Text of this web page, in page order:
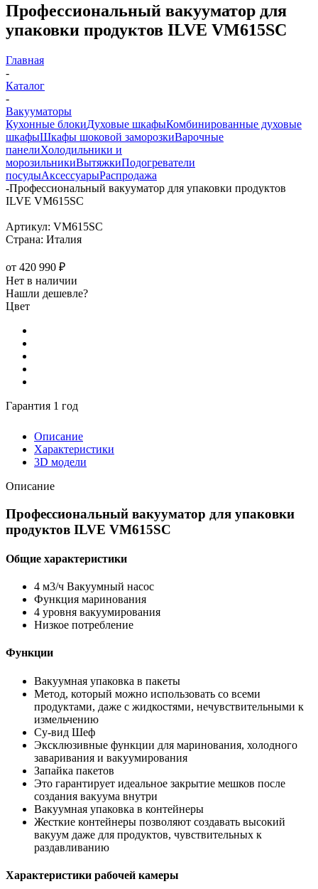
Профессиональный вакууматор для
упаковки продуктов ILVE VM615SC
Главная
-
Каталог
-
Вакууматоры
Кухонные блокиДуховые шкафыКомбинированные духовые
шкафыШкафы шоковой заморозкиВарочные
панелиХолодильники и
морозильникиВытяжкиПодогреватели
посудыАксессуарыРаспродажа
-Профессиональный вакууматор для упаковки продуктов
ILVE VM615SC
Артикул: VM615SC
Страна: Италия
от 420 990 ₽
Нет в наличии
Нашли дешевле?
Цвет
Гарантия 1 год
Описание
Характеристики
3D модели
Описание
Профессиональный вакууматор для упаковки
продуктов ILVE VM615SC
Общие характеристики
4 м3/ч Вакуумный насос
Функция маринования
4 уровня вакуумирования
Низкое потребление
Функции
Вакуумная упаковка в пакеты
Метод, который можно использовать со всеми
продуктами, даже с жидкостями, нечувствительными к
измельчению
Су-вид Шеф
Эксклюзивные функции для маринования, холодного
заваривания и вакуумирования
Запайка пакетов
Это гарантирует идеальное закрытие мешков после
создания вакуума внутри
Вакуумная упаковка в контейнеры
Жесткие контейнеры позволяют создавать высокий
вакуум даже для продуктов, чувствительных к
раздавливанию
Характеристики рабочей камеры